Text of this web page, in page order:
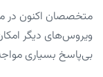
متخصصان اکنون در
ویروس‌های دیگر
بی‌پاسخ بسیاری